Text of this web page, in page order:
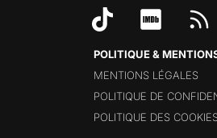
POLITIQUE &
MENTIONS LÉGALES
POLITIQUE DE
POLITIQUE DES